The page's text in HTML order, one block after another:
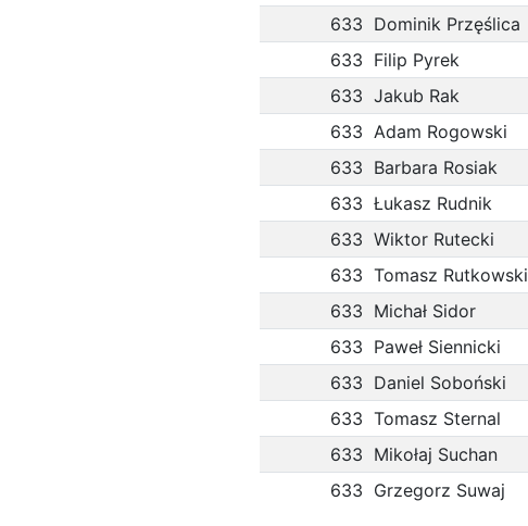
633 Dominik Przęślica
633 Filip Pyrek
633 Jakub Rak
633 Adam Rogowski
633 Barbara Rosiak
633 Łukasz Rudnik
633 Wiktor Rutecki
633 Tomasz Rutkowski
633 Michał Sidor
633 Paweł Siennicki
633 Daniel Soboński
633 Tomasz Sternal
633 Mikołaj Suchan
633 Grzegorz Suwaj